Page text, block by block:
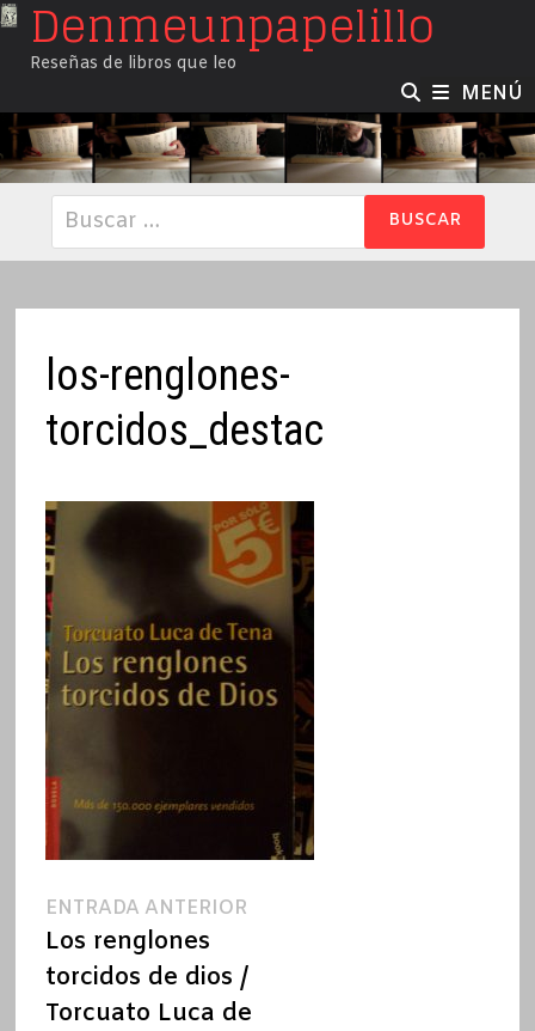
SaltarDenmeunpapelillo
Reseñas de libros que leo
MENÚ
Buscar:
los-renglones-
torcidos_destac
Navegación
de
entradas
ENTRADA ANTERIOREntrada
Los renglones
torcidos de dios /
Torcuato Luca de